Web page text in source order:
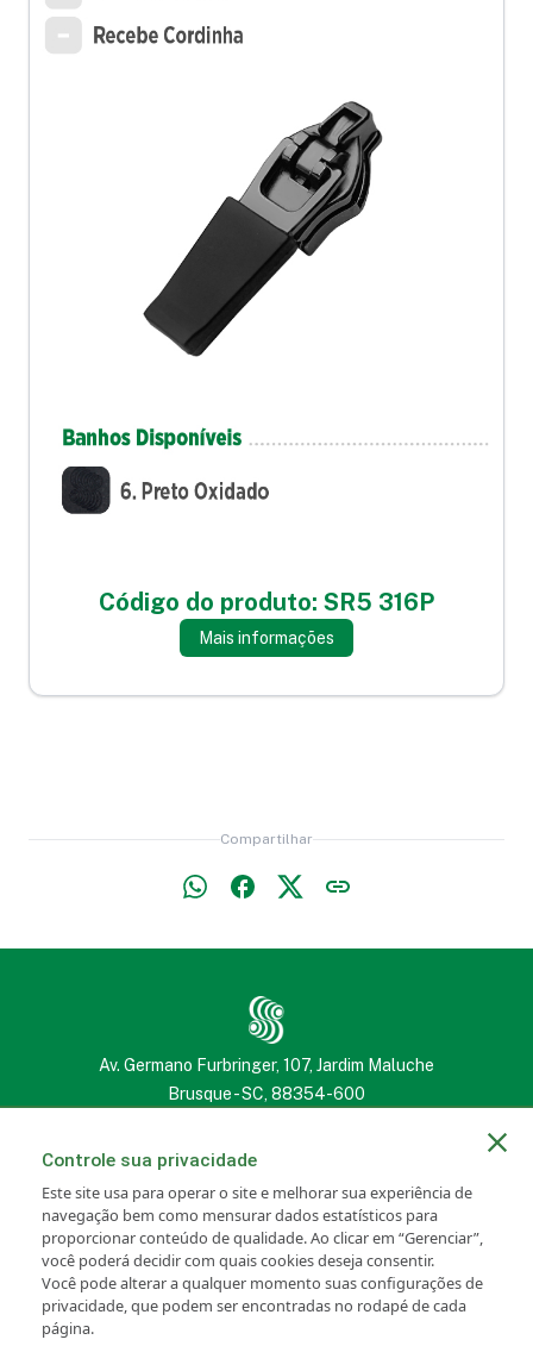
Código do produto: SR5 316P
Mais informações
Compartilhar
Av. Germano Furbringer, 107, Jardim Maluche
Brusque - SC, 88354-600
Portal SANCRIS Newsletter
Política de Privacidade
Transparência Salarial
Controle sua privacidade
Este site usa para operar o site e melhorar sua experiência de
navegação bem como mensurar dados estatísticos para
proporcionar conteúdo de qualidade. Ao clicar em “Gerenciar”,
você poderá decidir com quais cookies deseja consentir.
Você pode alterar a qualquer momento suas configurações de
privacidade, que podem ser encontradas no rodapé de cada
página.